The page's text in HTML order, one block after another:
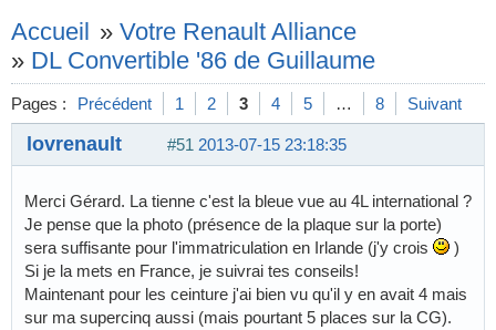
Accueil » Votre Renault Alliance
» DL Convertible '86 de Guillaume
Pages : Précédent 1 2 3 4 5 … 8 Suivant
#51 2013-07-15 23:18:35
lovrenault
Merci Gérard. La tienne c'est la bleue vue au 4L international ?
Je pense que la photo (présence de la plaque sur la porte)
sera suffisante pour l'immatriculation en Irlande (j'y crois
)
Si je la mets en France, je suivrai tes conseils!
Maintenant pour les ceinture j'ai bien vu qu'il y en avait 4 mais
sur ma supercinq aussi (mais pourtant 5 places sur la CG).